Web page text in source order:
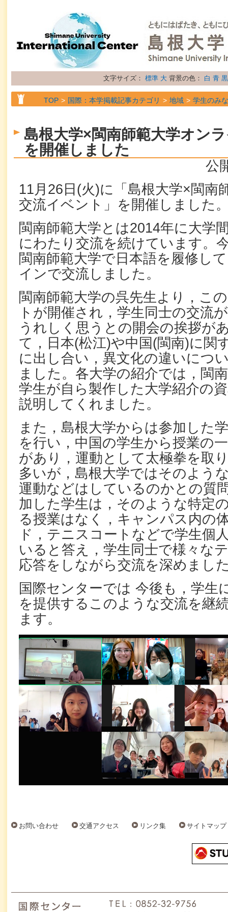
文字サイズ： 標準 大 背景の色： 白 青 黒
TOP 国際：本学掲載記事カテゴリ 地域 学生のみ
TOP 国際：本学掲載記事カテゴリ 属性 トピックス
島根大学×閩南師範大学オン
を開催しました
公
11月26日(火)に「島根大学×閩南
交流イベント」を開催しました
閩南師範大学とは2014年に大学
にわたり交流を続けています。
閩南師範大学で日本語を履修し
インで交流しました。
閩南師範大学の呉先生より，こ
トが開催され，学生同士の交流
うれしく思うとの開会の挨拶が
て，日本(松江)や中国(閩南)に関
に出し合い，異文化の違いにつ
ました。各大学の紹介では，閩
学生が自ら製作した大学紹介の
説明してくれました。
また，島根大学からは参加した
を行い，中国の学生から授業の
があり，運動として太極拳を取
多いが，島根大学ではそのよう
運動などはしているのかとの質
加した学生は，そのような特定
る授業はなく，キャンパス内の
ド，テニスコートなどで学生個
いると答え，学生同士で様々な
応答をしながら交流を深めまし
国際センターでは 今後も，学生
を提供するこのような交流を継
ます。
お問い合わせ 交通アクセス リンク集 サイトマップ